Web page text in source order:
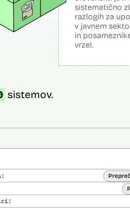
sistematično
razlogih za
v javnem
in
vrzel.
sistemov.